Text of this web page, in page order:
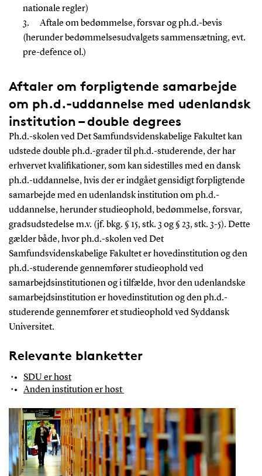
nationale regler)
3. Aftale om bedømmelse, forsvar og ph.d.-bevis
(herunder bedømmelsesudvalgets sammensætning, evt.
pre-defence ol.)
Aftaler om forpligtende samarbejde
om ph.d.-uddannelse med udenlandsk
institution – double degrees
Ph.d.-skolen ved Det Samfundsvidenskabelige Fakultet kan
udstede double ph.d.-grader til ph.d.-studerende, der har
erhvervet kvalifikationer, som kan sidestilles med en dansk
ph.d.-uddannelse, hvis der er indgået gensidigt forpligtende
samarbejde med en udenlandsk institution om ph.d.-
uddannelse, herunder studieophold, bedømmelse, forsvar,
gradsudstedelse m.v. (jf. bkg. § 15, stk. 3 og § 23, stk. 3-5). Dette
gælder både, hvor ph.d.-skolen ved Det
Samfundsvidenskabelige Fakultet er hovedinstitution og den
ph.d.-studerende gennemfører studieophold ved
samarbejdsinstitutionen og i tilfælde, hvor den udenlandske
samarbejdsinstitution er hovedinstitution og den ph.d.-
studerende gennemfører et studieophold ved Syddansk
Universitet.
Relevante blanketter
SDU er host
Anden institution er host